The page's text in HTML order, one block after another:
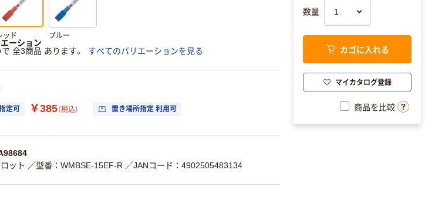
ッド ブルー
ーション
で 全3商品 あります。
すべてのバリエーションを見る
定可 ￥385（税込） 置き場所指定 利用可
ット ／型番：WMBSE-15EF-R ／JANコード：4902505483134
数量
カゴに入れる
マイカタログ登録
商品を比較